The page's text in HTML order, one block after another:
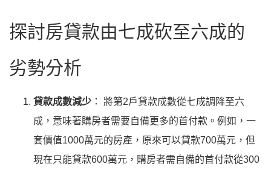
探討房貸款由七成砍至六成的
劣勢分析
貸款成數減少 ： 將第2戶貸款成數從七成調降至六
成，意味著購房者需要自備更多的首付款。例如，一
套價值1000萬元的房產，原來可以貸款700萬元，但
現在只能貸款600萬元，購房者需自備的首付款從300